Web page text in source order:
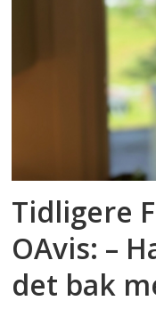
Tidligere
OAvis: –
det bak